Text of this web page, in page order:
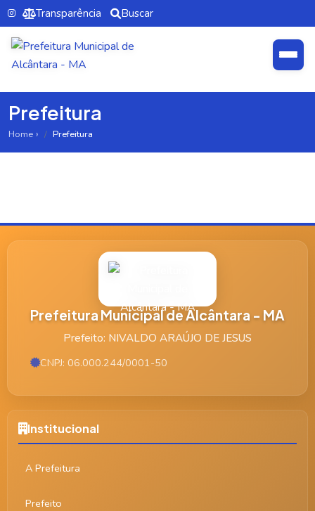
Transparência Buscar
Prefeitura
Home Prefeitura
Prefeitura Municipal de Alcântara - MA
Prefeito: NIVALDO ARAÚJO DE JESUS
CNPJ: 06.000.244/0001-50
Institucional
A Prefeitura
Prefeito